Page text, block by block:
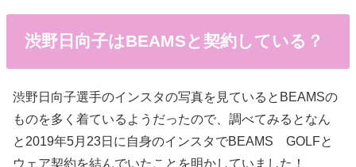
渋野日向子はBEAMSと契約している？
渋野日向子選手のインスタの写真を見ているとBEAMSの
ものを多く着ているようだったので、調べてみるとなん
と2019年5月23日に自身のインスタでBEAMS GOLFと
ウェア契約を結んでいたことを明かしていました！